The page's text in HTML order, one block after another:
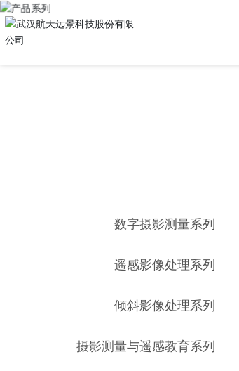
数字摄影测量系列
遥感影像处理系列
倾斜影像处理系列
摄影测量与遥感教育系列